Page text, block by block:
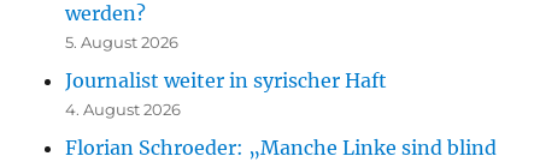
werden?
5. August 2026
Journalist weiter in syrischer Haft
4. August 2026
Florian Schroeder: „Manche Linke sind blind